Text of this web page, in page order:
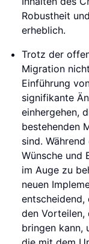
Robustheit
erheblich.
Trotz der
Migration
Einführung
signifikante
einhergehen,
bestehenden
sind.
Wünsche und
im Auge zu
neuen
den Vorteilen,
bringen kann,